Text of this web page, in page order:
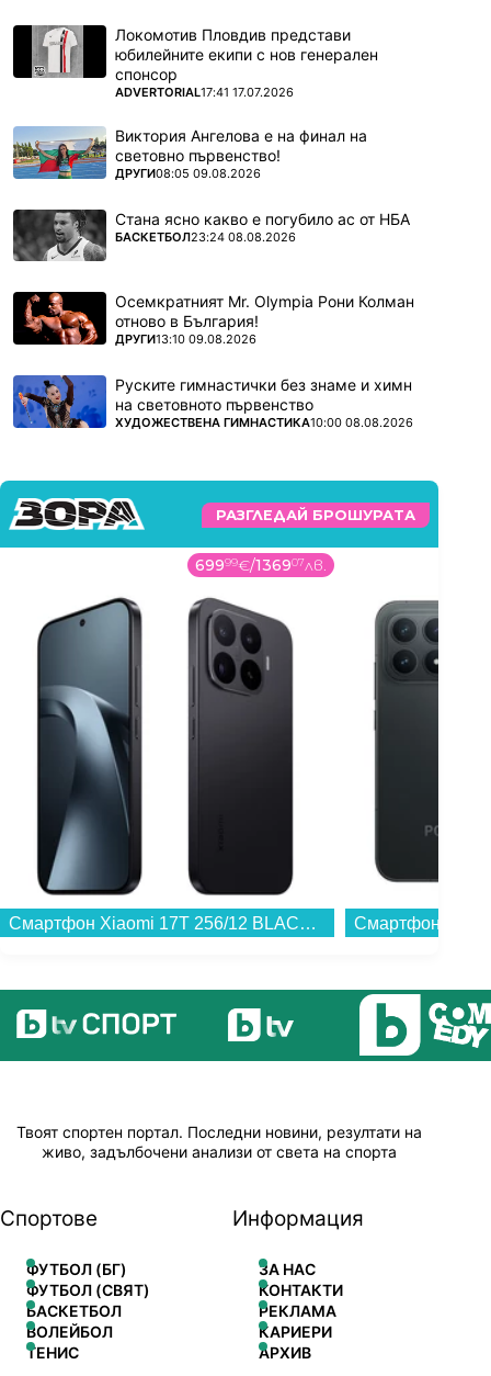
Локомотив Пловдив представи
юбилейните екипи с нов генерален
спонсор
ПОВЕЧЕ ОТ
ADVERTORIAL17:41 17.07.2026
Виктория Ангелова е на финал на
световно първенство!
ПОВЕЧЕ ОТ
ДРУГИ08:05 09.08.2026
Стана ясно какво е погубило ас от НБА
ПОВЕЧЕ ОТ
БАСКЕТБОЛ23:24 08.08.2026
Осемкратният Mr. Olympia Рони Колман
отново в България!
ПОВЕЧЕ ОТ
ДРУГИ13:10 09.08.2026
Руските гимнастички без знаме и химн
на световното първенство
ПОВЕЧЕ ОТ
ХУДОЖЕСТВЕНА ГИМНАСТИКА10:00 08.08.2026
РАЗГЛЕДАЙ БРОШУРАТА
69999€/136907лв.
Твоят спортен портал. Последни новини, резултати на
живо, задълбочени анализи от света на спорта
Спортове
ФУТБОЛ (БГ)
ФУТБОЛ (СВЯТ)
БАСКЕТБОЛ
ВОЛЕЙБОЛ
ТЕНИС
Информация
ЗА НАС
КОНТАКТИ
РЕКЛАМА
КАРИЕРИ
АРХИВ